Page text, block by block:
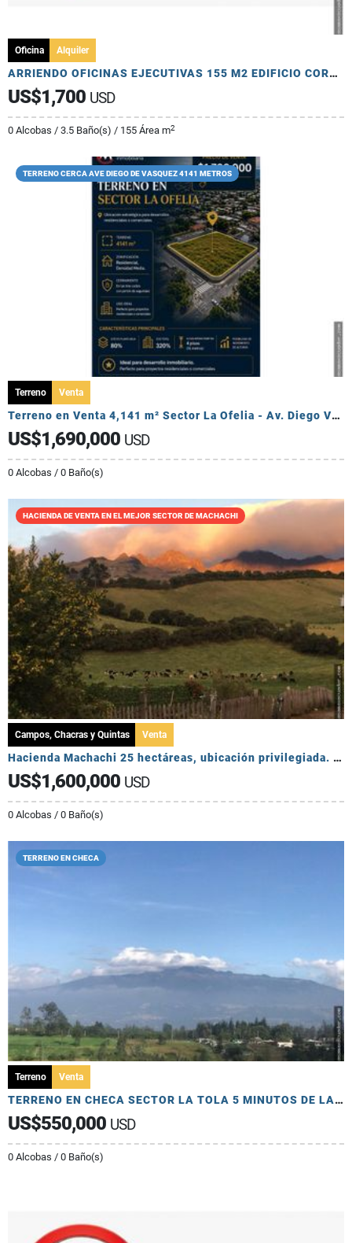
Oficina Alquiler
ARRIENDO OFICINAS EJECUTIVAS 155 M2 EDIFICIO CORPORATIVO PRIMER NIVEL
US$1,700 USD
0 Alcobas / 3.5 Baño(s) / 155 Área m2
TERRENO CERCA AVE DIEGO DE VASQUEZ 4141 METROS
Terreno Venta
Terreno en Venta 4,141 m² Sector La Ofelia - Av. Diego Vásquez Cepeda.
US$1,690,000 USD
0 Alcobas / 0 Baño(s)
HACIENDA DE VENTA EN EL MEJOR SECTOR DE MACHACHI
Campos, Chacras y Quintas Venta
Hacienda Machachi 25 hectáreas, ubicación privilegiada. Mucha Agua
US$1,600,000 USD
0 Alcobas / 0 Baño(s)
TERRENO EN CHECA
Terreno Venta
TERRENO EN CHECA SECTOR LA TOLA 5 MINUTOS DE LA PANAMERICANA
US$550,000 USD
0 Alcobas / 0 Baño(s)